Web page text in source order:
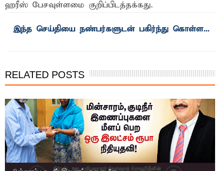
ஹரீஸ் பேசவுள்ளமை குறிப்பிடத்தக்கது.
RELATED POSTS